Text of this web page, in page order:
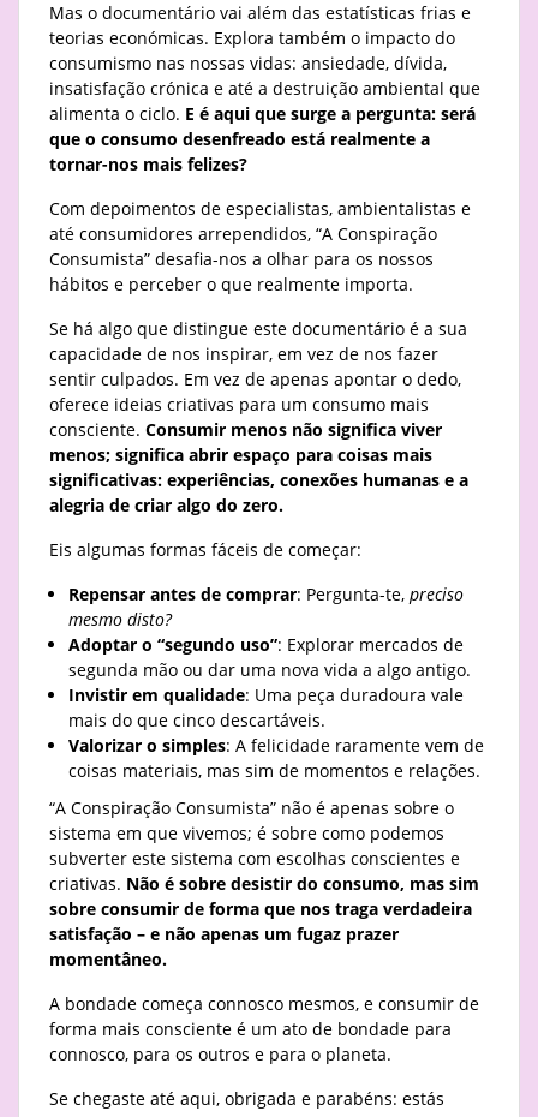
Mas o documentário vai além das estatísticas frias e
teorias económicas. Explora também o impacto do
consumismo nas nossas vidas: ansiedade, dívida,
insatisfação crónica e até a destruição ambiental que
alimenta o ciclo. E é aqui que surge a pergunta: será
que o consumo desenfreado está realmente a
tornar-nos mais felizes?
Com depoimentos de especialistas, ambientalistas e
até consumidores arrependidos, “A Conspiração
Consumista” desafia-nos a olhar para os nossos
hábitos e perceber o que realmente importa.
Se há algo que distingue este documentário é a sua
capacidade de nos inspirar, em vez de nos fazer
sentir culpados. Em vez de apenas apontar o dedo,
oferece ideias criativas para um consumo mais
consciente. Consumir menos não significa viver
menos; significa abrir espaço para coisas mais
significativas: experiências, conexões humanas e a
alegria de criar algo do zero.
Eis algumas formas fáceis de começar:
Repensar antes de comprar: Pergunta-te, preciso
mesmo disto?
Adoptar o “segundo uso”: Explorar mercados de
segunda mão ou dar uma nova vida a algo antigo.
Invistir em qualidade: Uma peça duradoura vale
mais do que cinco descartáveis.
Valorizar o simples: A felicidade raramente vem de
coisas materiais, mas sim de momentos e relações.
“A Conspiração Consumista” não é apenas sobre o
sistema em que vivemos; é sobre como podemos
subverter este sistema com escolhas conscientes e
criativas. Não é sobre desistir do consumo, mas sim
sobre consumir de forma que nos traga verdadeira
satisfação – e não apenas um fugaz prazer
momentâneo.
A bondade começa connosco mesmos, e consumir de
forma mais consciente é um ato de bondade para
connosco, para os outros e para o planeta.
Se chegaste até aqui, obrigada e parabéns: estás